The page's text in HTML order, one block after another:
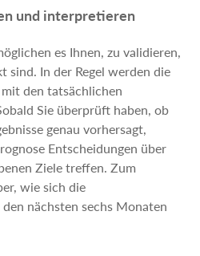
und interpretieren
es Ihnen, zu validieren,
sind. In der Regel werden die
den tatsächlichen
Sie überprüft haben, ob
genau vorhersagt,
Entscheidungen über
Ziele treffen. Zum
wie sich die
nächsten sechs Monaten